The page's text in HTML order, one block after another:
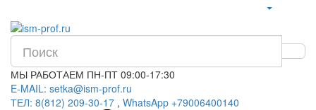
МЫ РАБОТАЕМ ПН-ПТ 09:00-17:30
E-MAIL: setka@ism-prof.ru
ТЕЛ: 8(812) 209-30-17 , WhatsApp +79006400140